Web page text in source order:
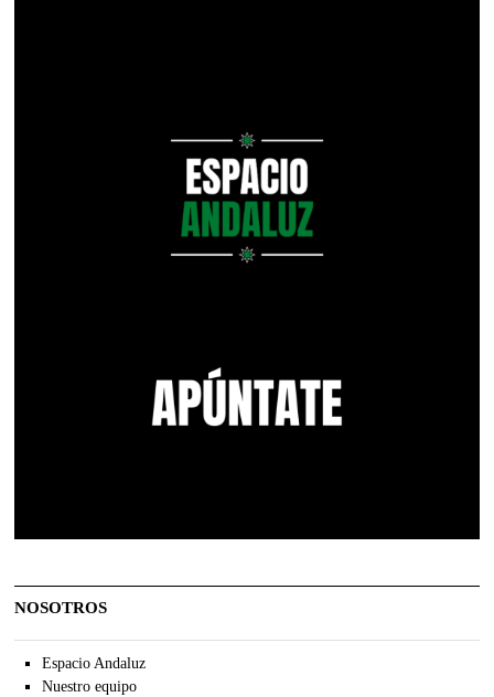
NOSOTROS
Espacio Andaluz
Nuestro equipo